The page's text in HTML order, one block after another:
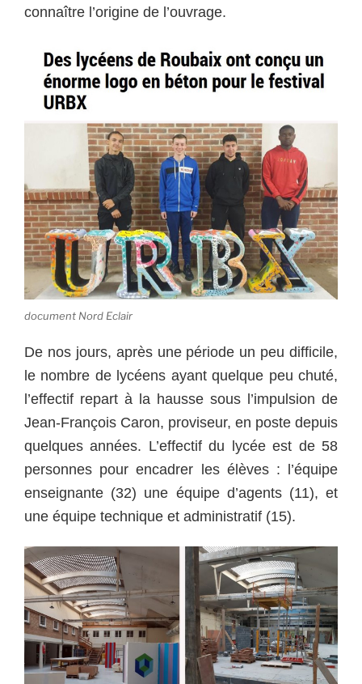
connaître l’origine de l’ouvrage.
document Nord Eclair
De nos jours, après une période un peu difficile,
le nombre de lycéens ayant quelque peu chuté,
l’effectif repart à la hausse sous l’impulsion de
Jean-François Caron, proviseur, en poste depuis
quelques années. L’effectif du lycée est de 58
personnes pour encadrer les élèves : l’équipe
enseignante (32) une équipe d’agents (11), et
une équipe technique et administratif (15).